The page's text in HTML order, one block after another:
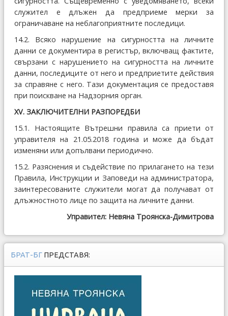
служител е длъжен да предприеме мерки за
ограничаване на неблагоприятните последици.
14.2. Всяко нарушение на сигурността на личните
данни се документира в регистър, включващ фактите,
свързани с нарушението на сигурността на личните
данни, последиците от него и предприетите действия
за справяне с него. Тази документация се предоставя
при поискване на Надзорния орган.
ХV. ЗАКЛЮЧИТЕЛНИ РАЗПОРЕДБИ
15.1. Настоящите Вътрешни правила са приети от
управителя на 21.05.2018 година и може да бъдат
изменяни или допълвани периодично.
15.2. Разяснения и съдействие по прилагането на тези
Правила, Инструкции и Заповеди на администратора,
заинтересованите служители могат да получават от
длъжностното лице по защита на личните данни.
Управител: Невяна Троянска-Димитрова
БРАТ-БГ ПРЕДСТАВЯ: